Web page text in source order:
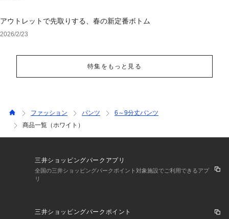
アウトレットで先取りする、春の新定番ボトム
2026/2/23
特集をもっと見る
ファッション パンツ
6～9分丈パンツ
商品一覧（ホワイト）
三井ショッピングパークアプリ
全国の三井ショッピングパークポイント対象施設でご利用できるアプ
リ
三井ショッピングパークポイント